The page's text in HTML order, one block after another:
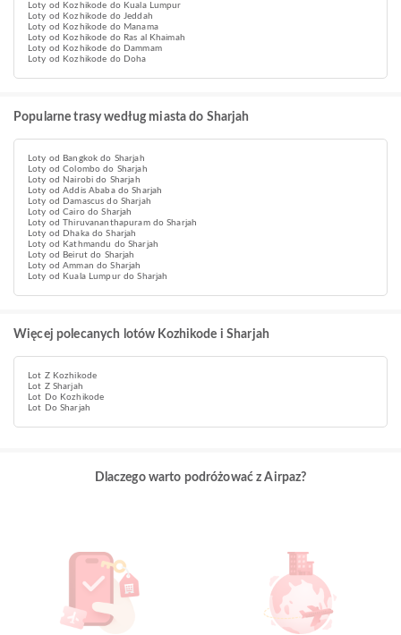
Loty od Kozhikode do Kuala Lumpur
Loty od Kozhikode do Jeddah
Loty od Kozhikode do Manama
Loty od Kozhikode do Ras al Khaimah
Loty od Kozhikode do Dammam
Loty od Kozhikode do Doha
Popularne trasy według miasta do Sharjah
Loty od Bangkok do Sharjah
Loty od Colombo do Sharjah
Loty od Nairobi do Sharjah
Loty od Addis Ababa do Sharjah
Loty od Damascus do Sharjah
Loty od Cairo do Sharjah
Loty od Thiruvananthapuram do Sharjah
Loty od Dhaka do Sharjah
Loty od Kathmandu do Sharjah
Loty od Beirut do Sharjah
Loty od Amman do Sharjah
Loty od Kuala Lumpur do Sharjah
Więcej polecanych lotów Kozhikode i Sharjah
Lot Z Kozhikode
Lot Z Sharjah
Lot Do Kozhikode
Lot Do Sharjah
Dlaczego warto podróżować z Airpaz?